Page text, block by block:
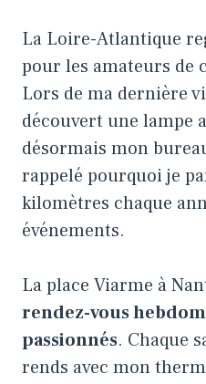
La Loire-Atlantique
pour les amateurs de
Lors de ma dernière
découvert une lampe
désormais mon
rappelé pourquoi je
kilomètres chaque
événements.
La place Viarme à
rendez-vous
passionnés. Chaque
rends avec mon